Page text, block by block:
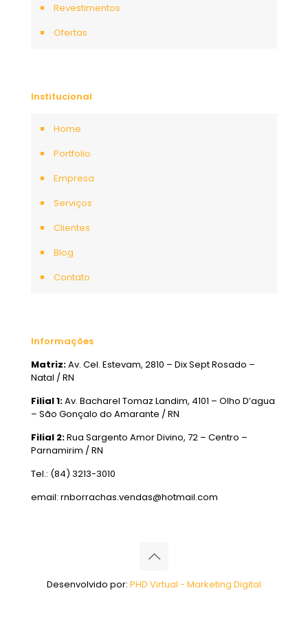
Revestimentos
Ofertas
Institucional
Home
Portfolio
Empresa
Serviços
Clientes
Blog
Contato
Informações
Matriz:Av. Cel. Estevam, 2810 – Dix Sept Rosado –
Natal / RN
Filial 1:Av. Bacharel Tomaz Landim, 4101 – Olho D’agua
– São Gonçalo do Amarante / RN
Filial 2:Rua Sargento Amor Divino, 72 – Centro –
Parnamirim / RN
Tel.: (84) 3213-3010
email: rnborrachas.vendas@hotmail.com
Desenvolvido por: PHD Virtual - Marketing Digital